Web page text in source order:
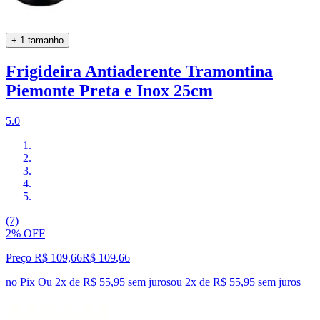
+ 1 tamanho
Frigideira Antiaderente Tramontina
Piemonte Preta e Inox 25cm
5.0
(7)
2% OFF
Preço R$ 109,66R$ 109,66
no Pix Ou 2x de R$ 55,95 sem jurosou 2x de R$ 55,95 sem juros